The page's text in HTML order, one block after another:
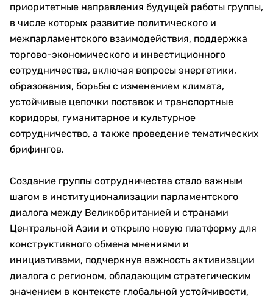
приоритетные направления будущей работы группы,
в числе которых развитие политического и
межпарламентского взаимодействия, поддержка
торгово-экономического и инвестиционного
сотрудничества, включая вопросы энергетики,
образования, борьбы с изменением климата,
устойчивые цепочки поставок и транспортные
коридоры, гуманитарное и культурное
сотрудничество, а также проведение тематических
брифингов.
Создание группы сотрудничества стало важным
шагом в институционализации парламентского
диалога между Великобританией и странами
Центральной Азии и открыло новую платформу для
конструктивного обмена мнениями и
инициативами, подчеркнув важность активизации
диалога с регионом, обладающим стратегическим
значением в контексте глобальной устойчивости,